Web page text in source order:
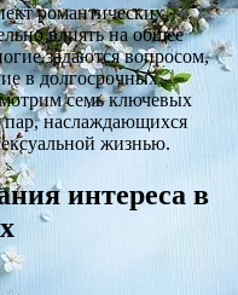
романтических
влиять на общее
задаются вопросом,
в долгосрочных
семь ключевых
пар, наслаждающихся
жизнью.
интереса в